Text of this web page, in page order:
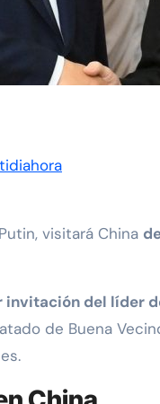
visitará China
invitación del líder
de Buena